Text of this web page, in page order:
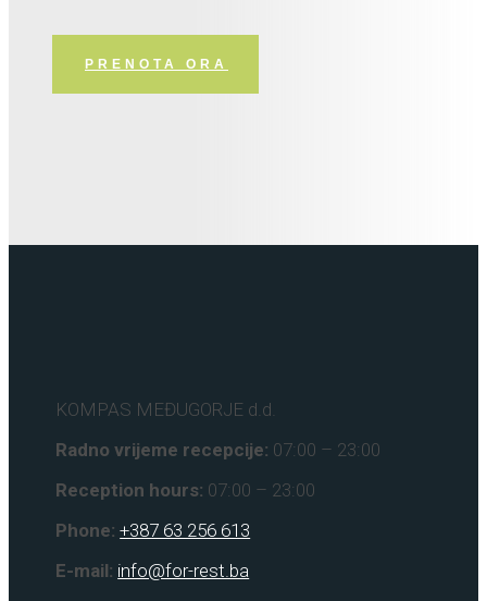
PRENOTA ORA
KOMPAS MEĐUGORJE d.d.
Radno vrijeme recepcije: 07:00 – 23:00
Reception hours: 07:00 – 23:00
Phone: +387 63 256 613
E-mail: info@for-rest.ba